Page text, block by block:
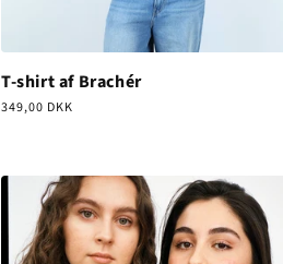
T-shirt af Brachér
Normalpris
349,00 DKK